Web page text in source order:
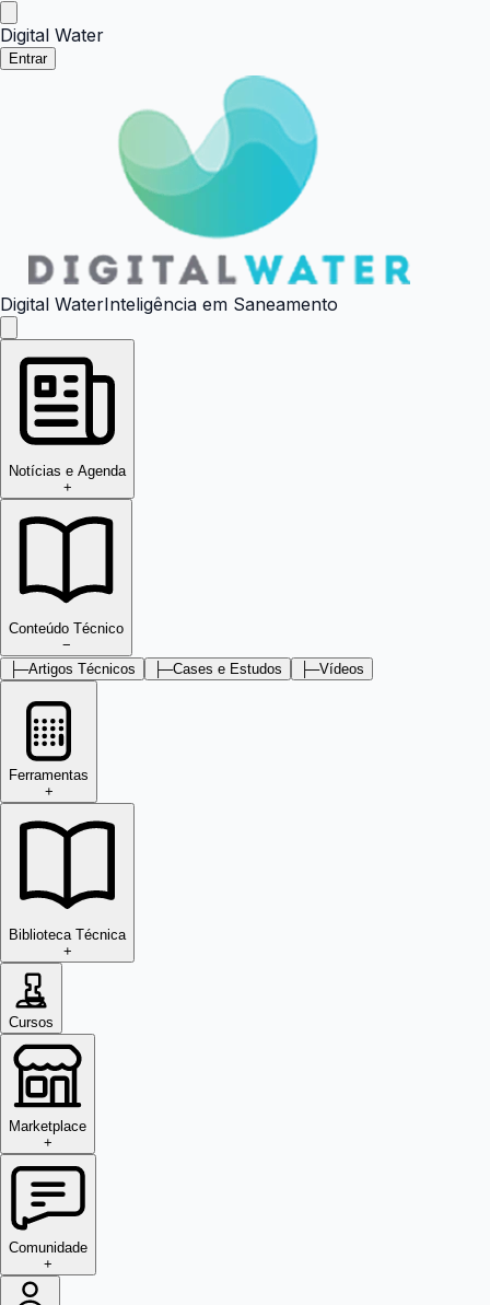
Digital Water
Entrar
Digital WaterInteligência em Saneamento
Notícias e Agenda
+
Conteúdo Técnico
−
├─Artigos Técnicos ├─Cases e Estudos ├─Vídeos
Ferramentas
+
Biblioteca Técnica
+
Cursos
Marketplace
+
Comunidade
+